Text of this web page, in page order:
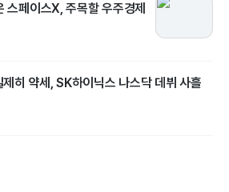
페이스X, 주목할 우주경제
히 약세, SK하이닉스 나스닥 데뷔 사흘